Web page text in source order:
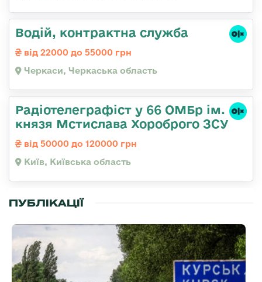
Водій, контрактна служба
від 22000 до 55000 грн
Черкаси, Черкаська область
Радіотелеграфіст у 66 ОМБр ім.
князя Мстислава Хороброго ЗСУ
від 50000 до 120000 грн
Київ, Київська область
ПУБЛІКАЦІЇ